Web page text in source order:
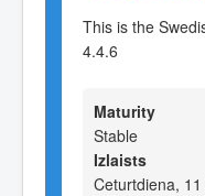
This is the
4.4.6
Maturity
Stable
Izlaists
Ceturtdiena,